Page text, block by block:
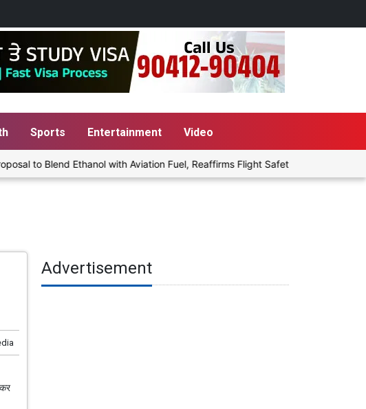
Sports Entertainment Video
to Blend Ethanol with Aviation Fuel, Reaffirms Flight Safety Focus
Advertisement